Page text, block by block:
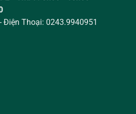
- Điện Thoại: 0243.9940951